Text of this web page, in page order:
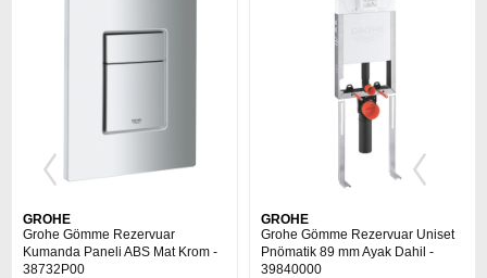
GROHE
Grohe Gömme Rezervuar
Kumanda Paneli ABS Mat Krom -
38732P00
GROHE
Grohe Gömme Rezervuar Uniset
Pnömatik 89 mm Ayak Dahil -
39840000